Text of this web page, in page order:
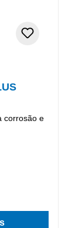
corrosão e